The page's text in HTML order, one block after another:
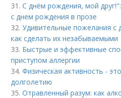
31.С днём рождения, мой
с днем рождения в прозе
32.Удивительные пожелания с
как сделать их незабываемыми
33. Быстрые и эффективные
приступом аллергии
34.Физическая активность -
долголетию
35.Отравленный разум: как